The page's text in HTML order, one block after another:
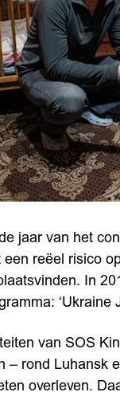
jaar van het
reëel risico
In
‘Ukraine
van SOS
– rond Luhansk
overleven.